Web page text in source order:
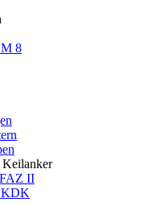
8
II